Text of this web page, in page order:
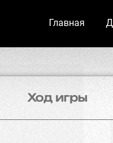
Главная
Ход игры